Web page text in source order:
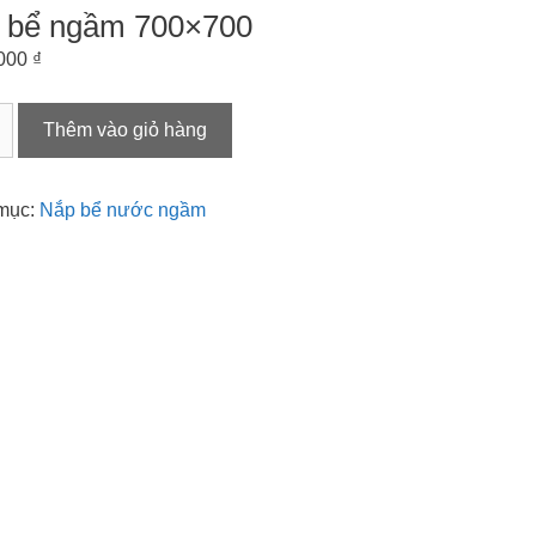
bể ngầm 700×700
₫
Thêm vào giỏ hàng
Nắp bể nước ngầm